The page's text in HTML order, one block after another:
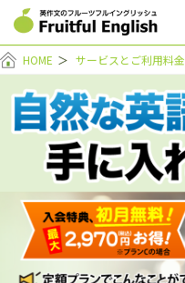
HOME ＞ サービスとご利用料金